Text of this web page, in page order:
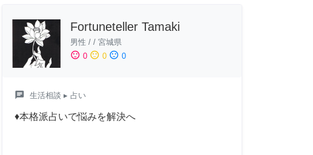
Fortuneteller Tamaki
男性 / / 宮城県
sentiment_satisfied 0 sentiment_neutral 0 sentiment_dissatisfied 0
chat 生活相談 ▸ 占い
♦本格派占いで悩みを解決へ